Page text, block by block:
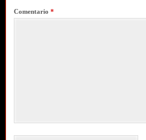
Comentario *